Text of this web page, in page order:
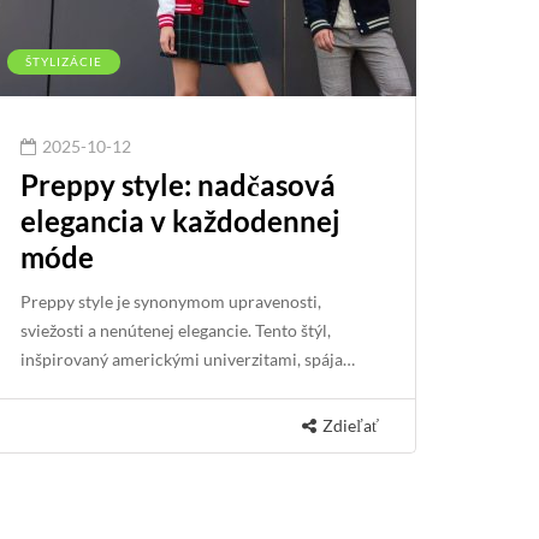
ŠTYLIZÁCIE
2025-10-12
Preppy style: nadčasová
elegancia v každodennej
móde
Preppy style je synonymom upravenosti,
sviežosti a nenútenej elegancie. Tento štýl,
inšpirovaný americkými univerzitami, spája…
Zdieľať